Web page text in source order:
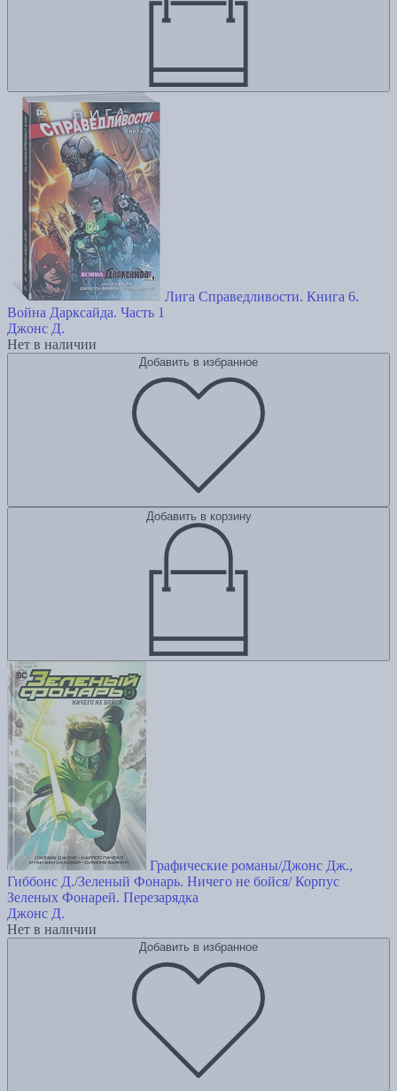
Лига Справедливости. Книга 6.
Война Дарксайда. Часть 1
Джонс Д.
Нет в наличии
Добавить в избранное
Добавить в корзину
Графические романы/Джонс Дж.,
Гиббонс Д./Зеленый Фонарь. Ничего не бойся/ Корпус
Зеленых Фонарей. Перезарядка
Джонс Д.
Нет в наличии
Добавить в избранное